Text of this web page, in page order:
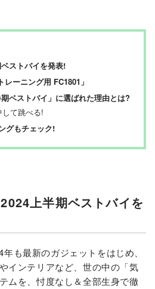
ストバイを発表!
ーニング用 FC1801」
期ベストバイ」に選ばれた理由とは?
て跳べる!
グもチェック!
上半期ベストバイを
も最新のガジェットをはじめ、
インテリアなど、世の中の「気
ムを、忖度なし＆全部生身で徹